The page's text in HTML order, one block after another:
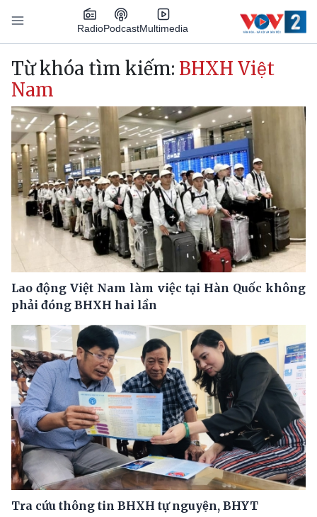
Nhảy đến nội dung
RadioPodcastMultimedia
Main navigation
Từ khóa tìm kiếm: BHXH Việt
Nam
Lao động Việt Nam làm việc tại Hàn Quốc không
phải đóng BHXH hai lần
Tra cứu thông tin BHXH tự nguyện, BHYT